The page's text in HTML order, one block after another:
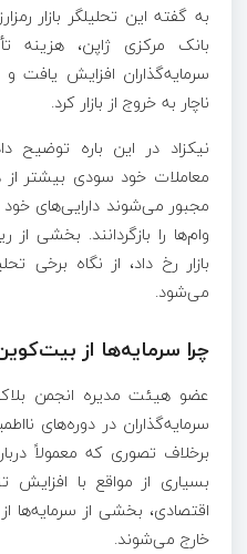
به گفته این تحلیلگر بازار
بانک مرکزی ژاپن، هزینه
سرمایه‌گذاران افزایش یافت
ناچار به خروج از بازار کرد.
نیکزاد در این باره توضیح
معاملات خود سودی بیشتر
مجبور می‌شوند دارایی‌های خود
وام‌ها را بازگردانند. بخشی
بازار رخ داد، از نگاه برخی
می‌شود.
چرا سرمایه‌ها از
عضو هیئت مدیره انجمن
سرمایه‌گذاران در دوره‌های
برخلاف تصوری که معمولاً
بسیاری از مواقع با
اقتصادی، بخشی از سرمایه‌ها
خارج می‌شوند.